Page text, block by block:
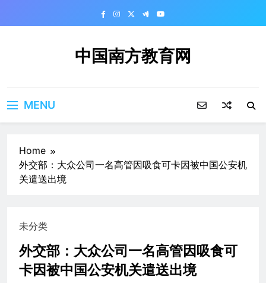
中国南方教育网
MENU
Home
外交部：大众公司一名高管因吸食可卡因被中国公安机
关遣送出境
未分类
外交部：大众公司一名高管因吸食可
卡因被中国公安机关遣送出境